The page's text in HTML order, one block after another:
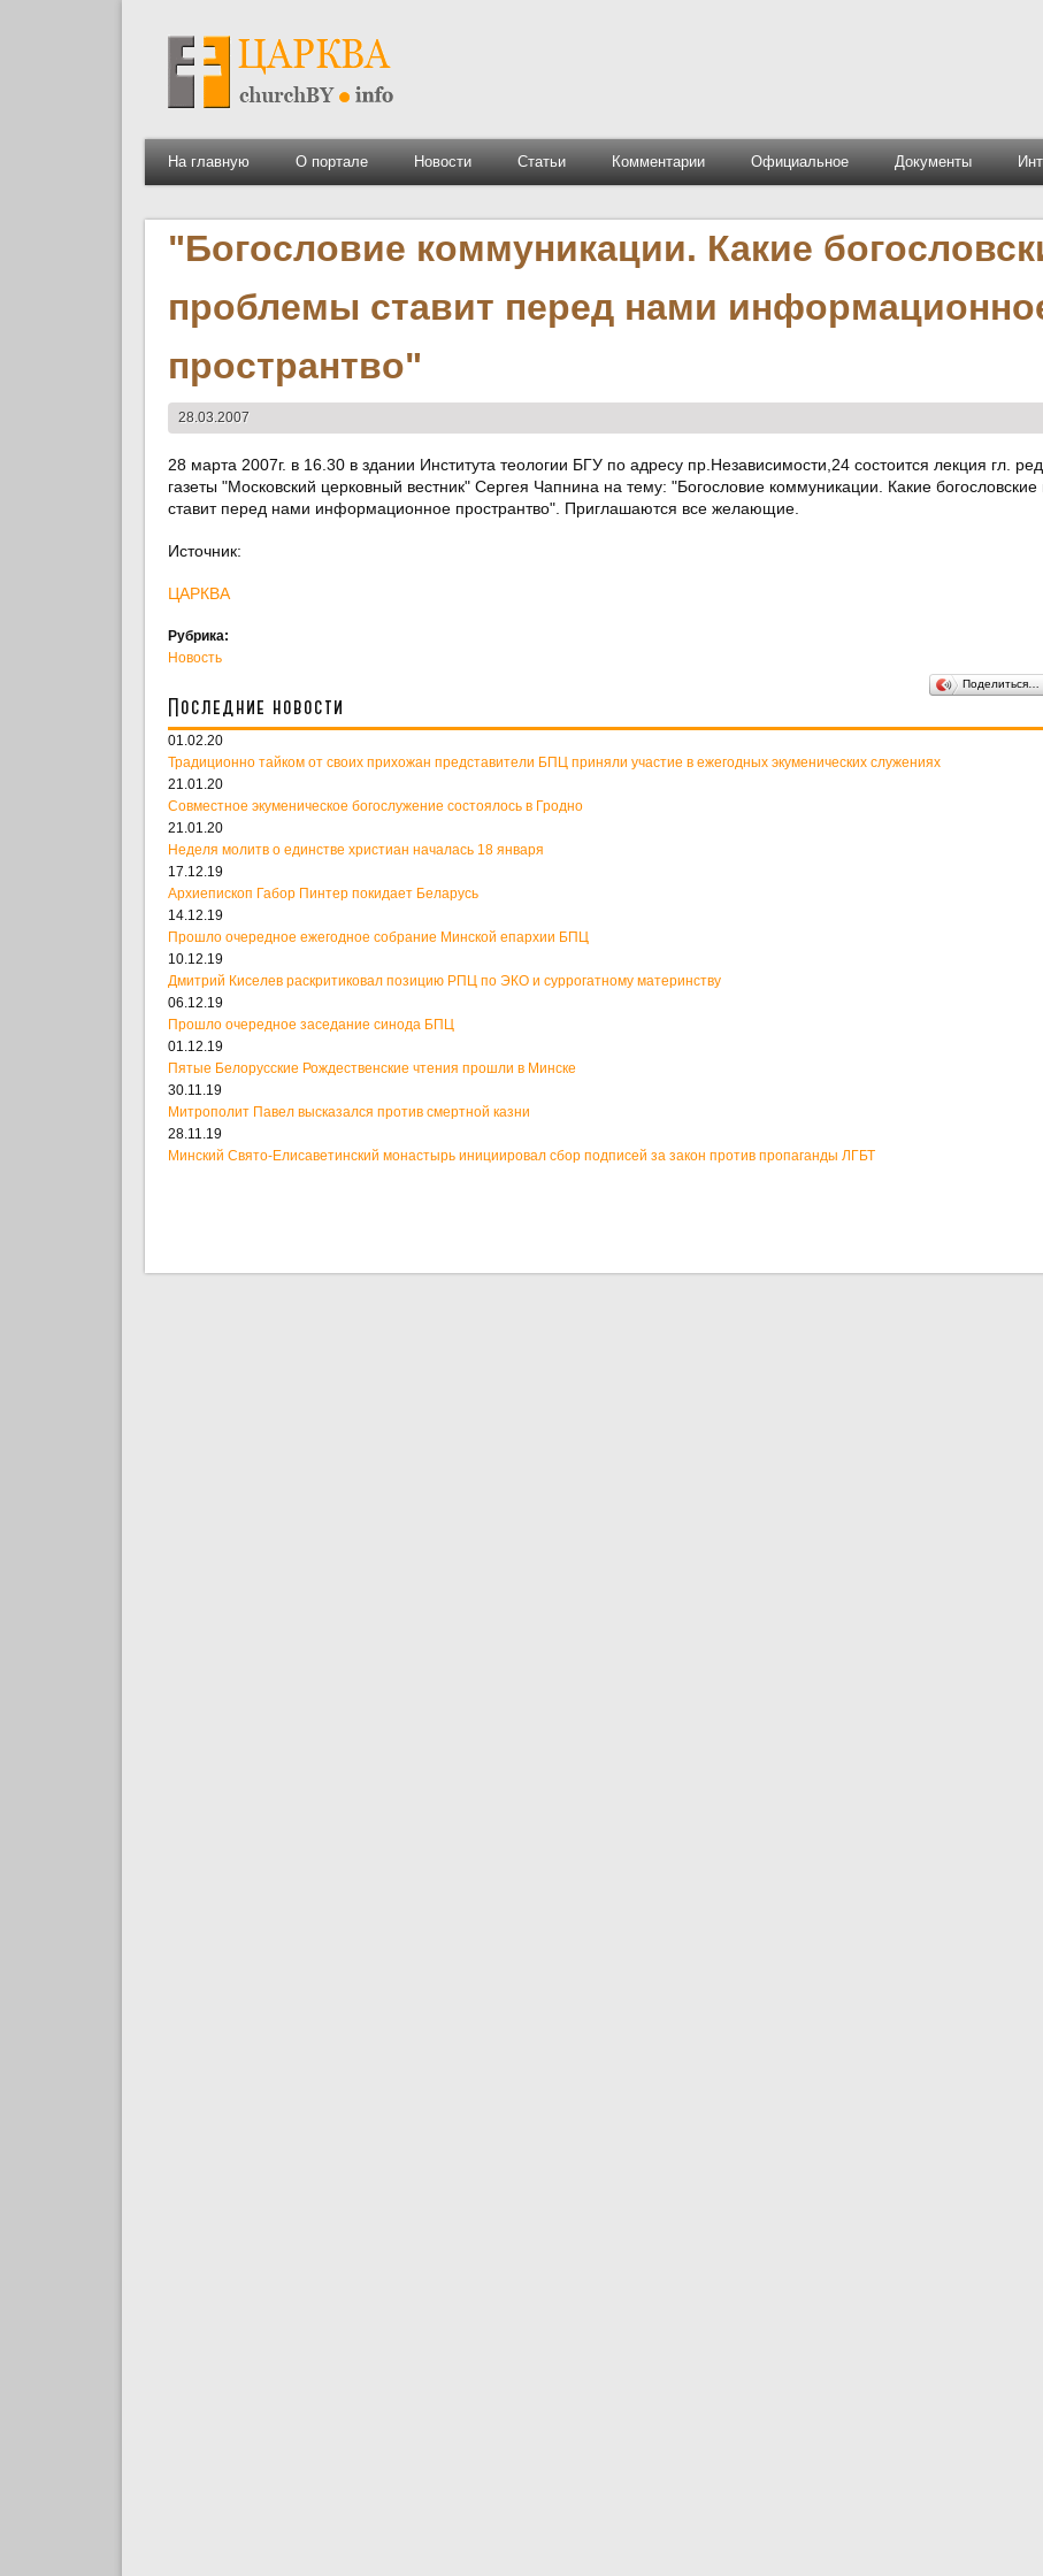
На главную О портале Новости Статьи Комментарии Официальное Документы
"Богословие коммуникации. Какие
проблемы ставит перед нами
пространтво"
28.03.2007
28 марта 2007г. в 16.30 в здании Института теологии БГУ по адресу пр.Независимости,24 состоится лекция гл.
газеты "Московский церковный вестник" Сергея Чапнина на тему: "Богословие коммуникации. Какие
ставит перед нами информационное пространтво". Приглашаются все желающие.
Источник:
ЦАРКВА
Рубрика:
Новость
Поделиться…
Последние новости
01.02.20
Традиционно тайком от своих прихожан представители БПЦ приняли участие в ежегодных экуменических служениях
21.01.20
Совместное экуменическое богослужение состоялось в Гродно
21.01.20
Неделя молитв о единстве христиан началась 18 января
17.12.19
Архиепископ Габор Пинтер покидает Беларусь
14.12.19
Прошло очередное ежегодное собрание Минской епархии БПЦ
10.12.19
Дмитрий Киселев раскритиковал позицию РПЦ по ЭКО и суррогатному материнству
06.12.19
Прошло очередное заседание синода БПЦ
01.12.19
Пятые Белорусские Рождественские чтения прошли в Минске
30.11.19
Митрополит Павел высказался против смертной казни
28.11.19
Минский Свято-Елисаветинский монастырь инициировал сбор подписей за закон против пропаганды ЛГБТ